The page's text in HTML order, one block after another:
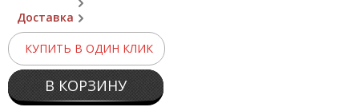
Доставка
КУПИТЬ В ОДИН КЛИК
В КОРЗИНУ